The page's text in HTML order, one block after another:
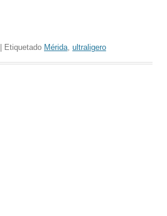
| Etiquetado Mérida ultraligero